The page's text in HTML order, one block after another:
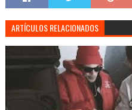
ARTÍCULOS RELACIONADOS